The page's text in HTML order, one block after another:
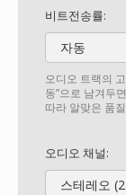
비트전송률:
자동
오디오 트랙의
동”으로 남겨두
따라 알맞은 품
오디오 채널:
스테레오